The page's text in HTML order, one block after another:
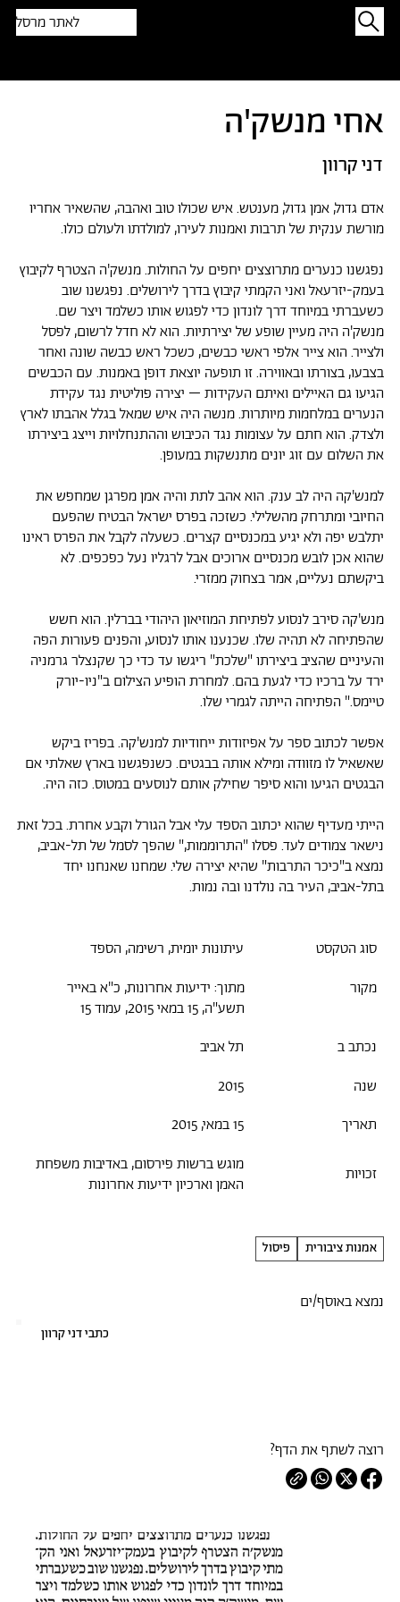
לאתר מרסל
סוג הטקסט
עיתונות יומית, רשימה, הספד
מקור
מתוך: ידיעות אחרונות, כ"א באייר
תשע"ה, 15 במאי 2015, עמוד 15
נכתב ב
תל אביב
שנה
2015
תאריך
15 במאי, 2015
זכויות
מוגש ברשות פירסום, באדיבות משפחת
האמן וארכיון ידיעות אחרונות
אמנות ציבורית פיסול
נמצא באוסף/ים
כתבי דני קרוון
רוצה לשתף את הדף?
אדם גדול, אמן גדול, מענטש. איש שכולו טוב ואהבה, שהשאיר אחריו
מורשת ענקית של תרבות ואמנות לעירו, למולדתו ולעולם כולו.
נפגשנו כנערים מתרוצצים יחפים על החולות. מנשק'ה הצטרף לקיבוץ
בעמק-יזרעאל ואני הקמתי קיבוץ בדרך לירושלים. נפגשנו שוב
כשעברתי במיוחד דרך לונדון כדי לפגוש אותו כשלמד ויצר שם.
מנשק'ה היה מעיין שופע של יצירתיות. הוא לא חדל לרשום, לפסל
ולצייר. הוא צייר אלפי ראשי כבשים, כשכל ראש כבשה שונה ואחר
בצבעו, בצורתו ובאווירה. זו תופעה יוצאת דופן באמנות. עם הכבשים
הגיעו גם האיילים ואיתם העקידות – יצירה פוליטית נגד עקידת
הנערים במלחמות מיותרות. מנשה היה איש שמאל בגלל אהבתו לארץ
ולצדק. הוא חתם על עצומות נגד הכיבוש וההתנחלויות וייצג ביצירתו
את השלום עם זוג יונים מתנשקות במעופן.
למנש'קה היה לב ענק. הוא אהב לתת והיה אמן מפרגן שמחפש את
החיובי ומתרחק מהשלילי. כשזכה בפרס ישראל הבטיח שהפעם
יתלבש יפה ולא יגיע במכנסיים קצרים. כשעלה לקבל את הפרס ראינו
שהוא אכן לובש מכנסיים ארוכים אבל לרגליו נעל כפכפים. לא
ביקשתם נעליים, אמר בצחוק ממזרי.
מנש'קה סירב לנסוע לפתיחת המוזיאון היהודי בברלין. הוא חשש
שהפתיחה לא תהיה שלו. שכנענו אותו לנסוע, והפנים פעורות הפה
והעיניים שהציב ביצירתו "שלכת" ריגשו עד כדי כך שקנצלר גרמניה
ירד על ברכיו כדי לגעת בהם. למחרת הופיע הצילום ב"ניו-יורק
טיימס." הפתיחה הייתה לגמרי שלו.
אפשר לכתוב ספר על אפיזודות ייחודיות למנש'קה. בפריז ביקש
שאשאיל לו מזוודה ומילא אותה בבגטים. כשנפגשנו בארץ שאלתי אם
הבגטים הגיעו והוא סיפר שחילק אותם לנוסעים במטוס. כזה היה.
הייתי מעדיף שהוא יכתוב הספד עלי אבל הגורל וקבע אחרת. בכל זאת
נישאר צמודים לעד. פסלו "התרוממות," שהפך לסמל של תל-אביב,
נמצא ב"כיכר התרבות" שהיא יצירה שלי. שמחנו שאנחנו יחד
בתל-אביב, העיר בה נולדנו ובה נמות.
אחי מנשק'ה
דני קרוון